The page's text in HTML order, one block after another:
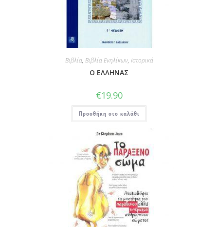
Βιβλία, Βιβλία Ενηλίκων, Ιστορικά
Ο ΕΛΛΗΝΑΣ
€19.90
Προσθήκη στο καλάθι